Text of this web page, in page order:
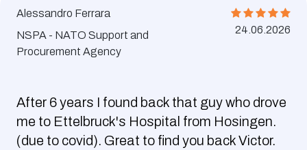
Alessandro Ferrara
NSPA - NATO Support and
Procurement Agency
24.06.2026
After 6 years I found back that guy who drove
me to Ettelbruck's Hospital from Hosingen.
(due to covid). Great to find you back Victor.